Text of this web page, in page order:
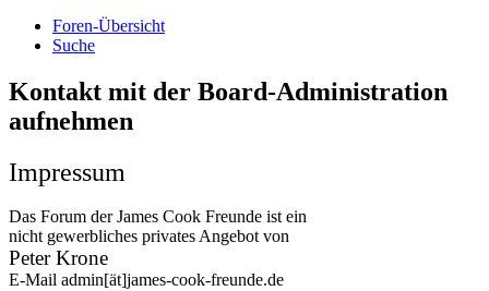
Foren-Übersicht
Suche
Kontakt mit der Board-Administration
aufnehmen
Impressum
Das Forum der James Cook Freunde ist ein
nicht gewerbliches privates Angebot von
Peter Krone
E-Mail admin[ät]james-cook-freunde.de